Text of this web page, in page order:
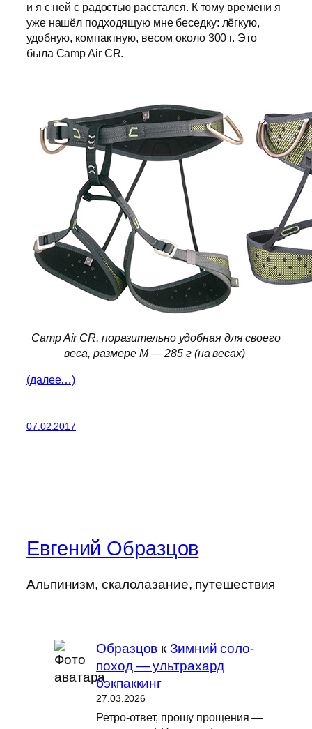
и я с ней с радостью расстался. К тому времени я
уже нашёл подходящую мне беседку: лёгкую,
удобную, компактную, весом около 300 г. Это
была Camp Air CR.
Camp Air CR, поразительно удобная для своего
веса, размере M — 285 г (на весах)
(далее…)
07.02.2017
Евгений Образцов
Альпинизм, скалолазание, путешествия
Образцов кЗимний соло-
поход — ультрахард
бэкпаккинг
27.03.2026
Ретро-ответ, прошу прощения —